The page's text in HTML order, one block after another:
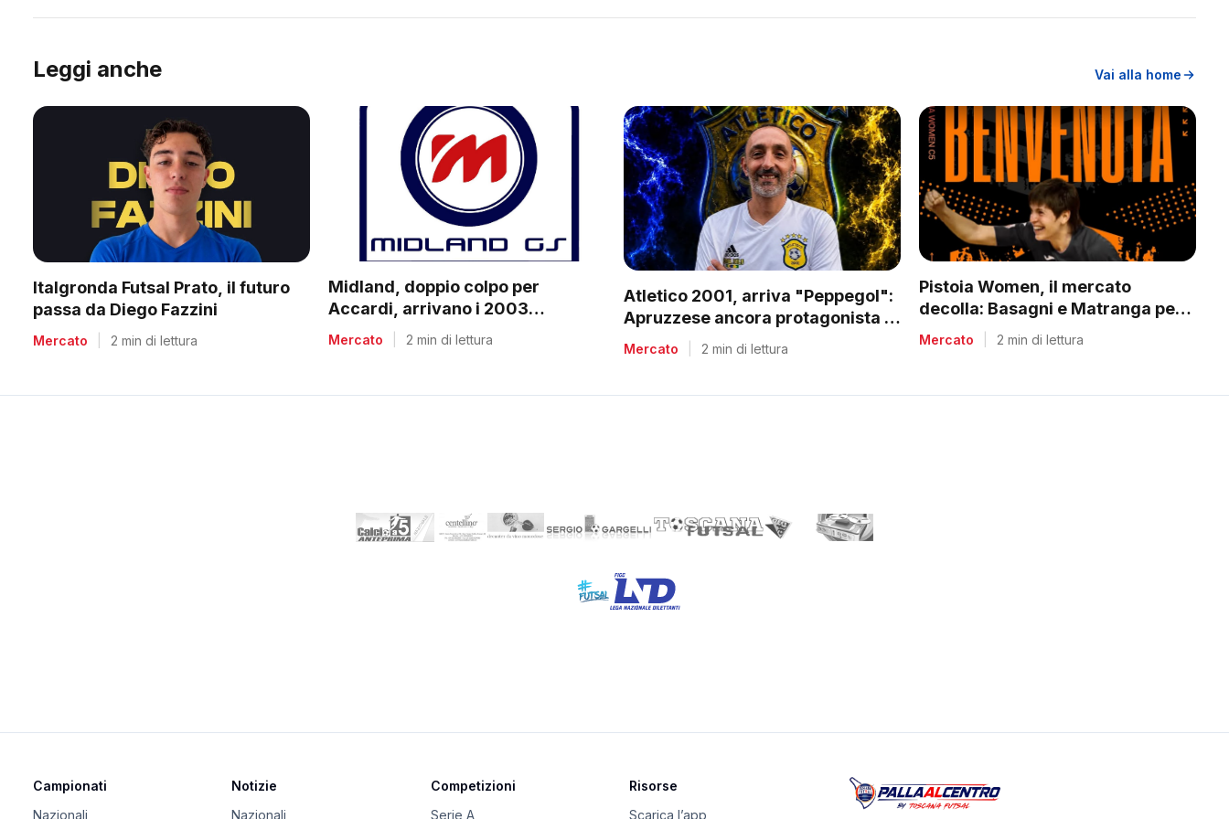
Leggi anche Vai alla home
Italgronda Futsal Prato, il futuro
passa da Diego Fazzini
Mercato 2 min di lettura
Midland, doppio colpo per
Accardi, arrivano i 2003
Salvadori e Villa
Mercato 2 min di lettura
Atletico 2001, arriva "Peppegol":
Apruzzese ancora protagonista in
C2
Mercato 2 min di lettura
Pistoia Women, il mercato
decolla: Basagni e Matranga per il
nuovo corso di Nico Lami
Mercato 2 min di lettura
Campionati
Nazionali
Notizie
Nazionali
Competizioni
Serie A
Risorse
Scarica l’app